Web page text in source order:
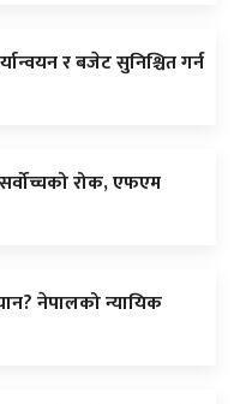
र बजेट सुनिश्चित गर्न
सर्वोच्चको रोक, एफएम
नेपालको न्यायिक